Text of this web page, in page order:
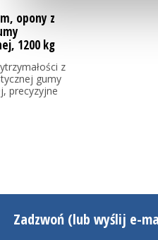
opony z
1200 kg
z
gumy
precyzyjne
Zadzwoń (lub wyślij e-